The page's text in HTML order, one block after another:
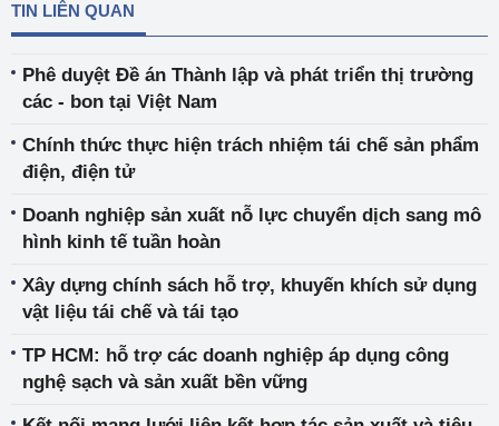
TIN LIÊN QUAN
Phê duyệt Đề án Thành lập và phát triển thị trường
các - bon tại Việt Nam
Chính thức thực hiện trách nhiệm tái chế sản phẩm
điện, điện tử
Doanh nghiệp sản xuất nỗ lực chuyển dịch sang mô
hình kinh tế tuần hoàn
Xây dựng chính sách hỗ trợ, khuyến khích sử dụng
vật liệu tái chế và tái tạo
TP HCM: hỗ trợ các doanh nghiệp áp dụng công
nghệ sạch và sản xuất bền vững